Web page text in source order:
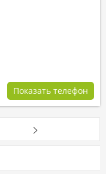
Показать телефон